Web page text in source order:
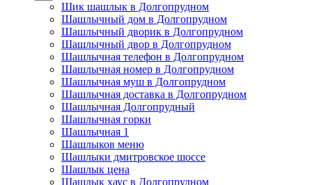
Шик шашлык в Долгопрудном
Шашлычный дом в Долгопрудном
Шашлычный дворик в Долгопрудном
Шашлычный двор в Долгопрудном
Шашлычная телефон в Долгопрудном
Шашлычная номер в Долгопрудном
Шашлычная муш в Долгопрудном
Шашлычная доставка в Долгопрудном
Шашлычная Долгопрудный
Шашлычная горки
Шашлычная 1
Шашлыков меню
Шашлыки дмитровское шоссе
Шашлык цена
Шашлык хаус в Долгопрудном